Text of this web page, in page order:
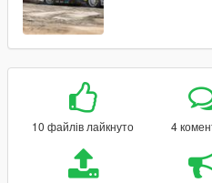
10 файлів лайкнуто 4